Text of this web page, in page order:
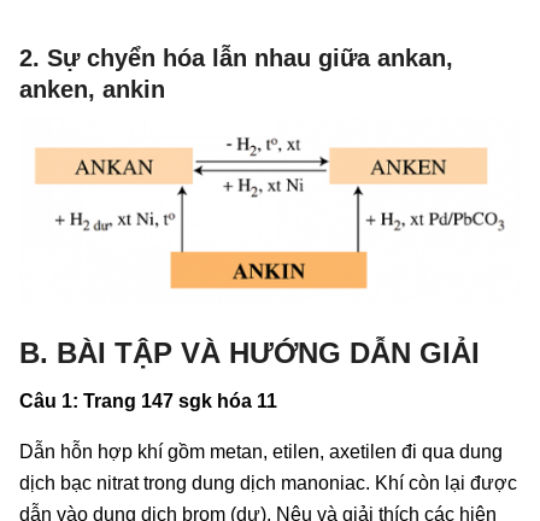
2. Sự chyển hóa lẫn nhau giữa ankan,
anken, ankin
B. BÀI TẬP VÀ HƯỚNG DẪN GIẢI
Câu 1: Trang 147 sgk hóa 11
Dẫn hỗn hợp khí gồm metan, etilen, axetilen đi qua dung
dịch bạc nitrat trong dung dịch manoniac. Khí còn lại được
dẫn vào dung dịch brom (dư). Nêu và giải thích các hiện